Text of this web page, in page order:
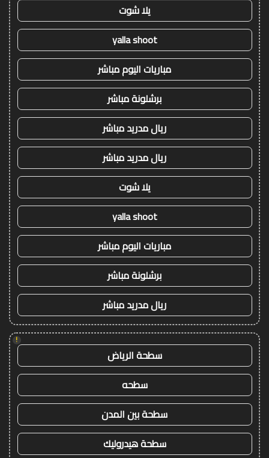
يلا شوت
yalla shoot
مباريات اليوم مباشر
برشلونة مباشر
ريال مدريد مباشر
ريال مدريد مباشر
يلا شوت
yalla shoot
مباريات اليوم مباشر
برشلونة مباشر
ريال مدريد مباشر
!
سطحة الرياض
سطحه
سطحة بين المدن
سطحة هيدروليك